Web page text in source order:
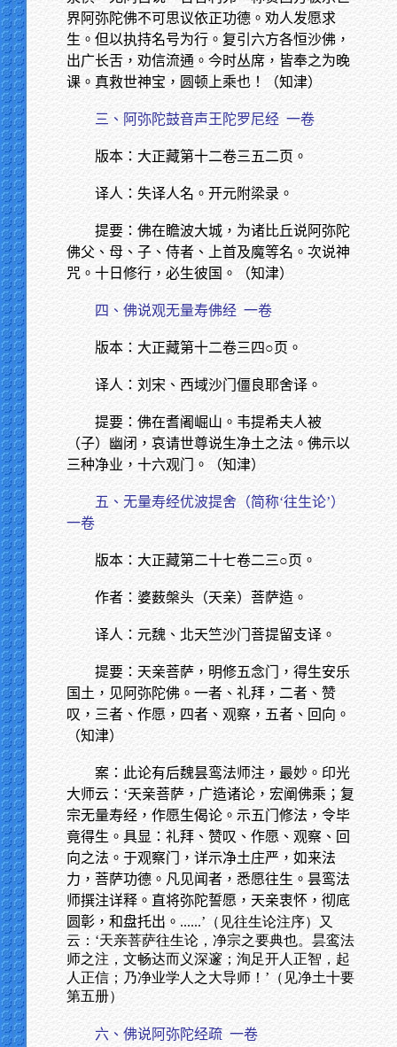
界阿弥陀佛不可思议依正功德。劝人发愿求
生。但以执持名号为行。复引六方各恒沙佛，
出广长舌，劝信流通。今时丛席，皆奉之为晚
课。真救世神宝，圆顿上乘也！（知津）
三、阿弥陀鼓音声王陀罗尼经 一卷
版本：大正藏第十二卷三五二页。
译人：失译人名。开元附梁录。
提要：佛在瞻波大城，为诸比丘说阿弥陀
佛父、母、子、侍者、上首及魔等名。次说神
咒。十日修行，必生彼国。（知津）
四、佛说观无量寿佛经 一卷
版本：大正藏第十二卷三四○页。
译人：刘宋、西域沙门僵良耶舍译。
提要：佛在耆阇崛山。韦提希夫人被
（子）幽闭，哀请世尊说生净土之法。佛示以
三种净业，十六观门。（知津）
五、无量寿经优波提舍（简称‘往生论’）
一卷
版本：大正藏第二十七卷二三○页。
作者：婆薮槃头（天亲）菩萨造。
译人：元魏、北天竺沙门菩提留支译。
提要：天亲菩萨，明修五念门，得生安乐
国土，见阿弥陀佛。一者、礼拜，二者、赞
叹，三者、作愿，四者、观察，五者、回向。
（知津）
案：此论有后魏昙鸾法师注，最妙。印光
大师云：‘天亲菩萨，广造诸论，宏阐佛乘；复
宗无量寿经，作愿生偈论。示五门修法，令毕
竟得生。具显：礼拜、赞叹、作愿、观察、回
向之法。于观察门，详示净土庄严，如来法
力，菩萨功德。凡见闻者，悉愿往生。昙鸾法
师撰注详释。直将弥陀誓愿，天亲衷怀，彻底
圆彰，和盘托出。 ......’（见往生论注序）又
云：‘天亲菩萨往生论，净宗之要典也。昙鸾法
师之注，文畅达而义深邃；洵足开人正智，起
人正信；乃净业学人之大导师！’（见净土十要
第五册）
六、佛说阿弥陀经疏 一卷